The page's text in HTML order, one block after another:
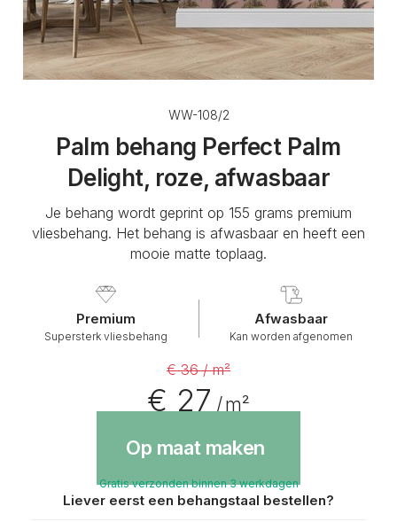
WW-108/2
Palm behang Perfect Palm
Delight, roze, afwasbaar
Je behang wordt geprint op 155 grams premium
vliesbehang. Het behang is afwasbaar en heeft een
mooie matte toplaag.
Premium
Supersterk vliesbehang
Afwasbaar
Kan worden afgenomen
€ 36 / m²
€ 27/ m²
Op maat maken
Gratis verzonden binnen 3 werkdagen
Liever eerst een behangstaal bestellen?